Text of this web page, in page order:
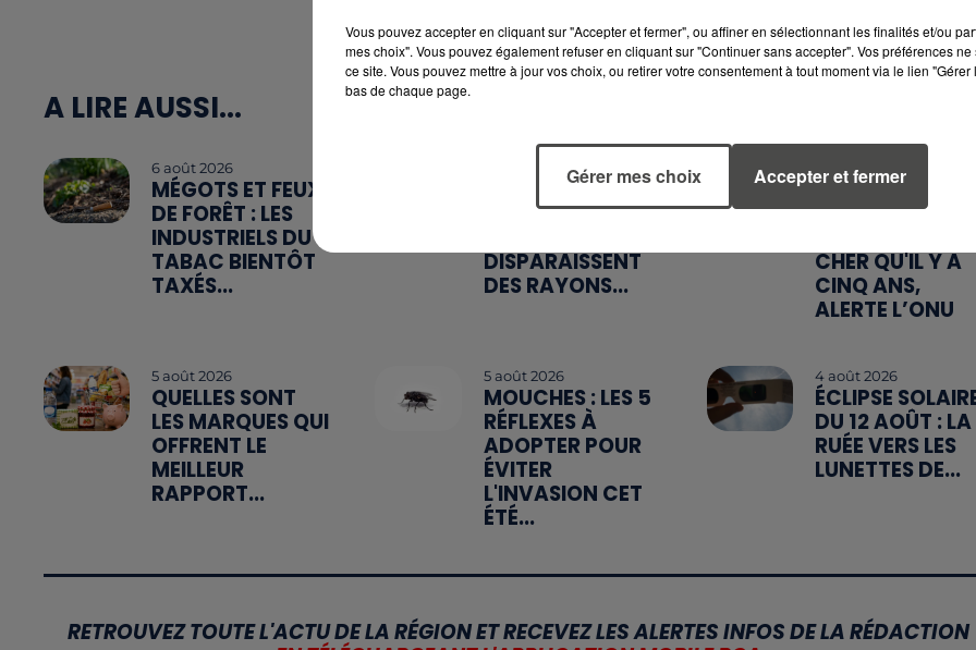
A LIRE AUSSI...
6 août 2026
MÉGOTS ET FEUX
DE FORÊT : LES
INDUSTRIELS DU
TABAC BIENTÔT
TAXÉS...
CANICULE :
POURQUOI LES
DISPARAISSENT
DES RAYONS...
5 août 2026
MANGER
SAINEMENT
CHER QU'IL Y A
CINQ ANS,
ALERTE L’ONU
5 août 2026
QUELLES SONT
LES MARQUES QUI
OFFRENT LE
MEILLEUR
RAPPORT...
5 août 2026
MOUCHES : LES 5
RÉFLEXES À
ADOPTER POUR
ÉVITER
L'INVASION CET
ÉTÉ...
4 août 2026
ÉCLIPSE
DU 12 AOÛT : LA
RUÉE VERS LES
LUNETTES DE...
RETROUVEZ TOUTE L'ACTU DE LA RÉGION ET RECEVEZ LES ALERTES INFOS DE LA RÉDACTION
Vous pouvez accepter en cliquant sur "Accepter et fermer", ou affiner en sélectionnant les finalités et/ou
mes choix". Vous pouvez également refuser en cliquant sur "Continuer sans accepter". Vos préférences
ce site. Vous pouvez mettre à jour vos choix, ou retirer votre consentement à tout moment via le lien
bas de chaque page.
Gérer mes choix Accepter et fermer